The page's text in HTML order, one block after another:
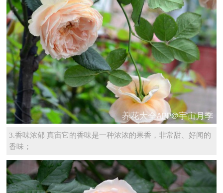
3.香味浓郁 真宙它的香味是一种浓浓的果香，非常甜、好闻的
香味；